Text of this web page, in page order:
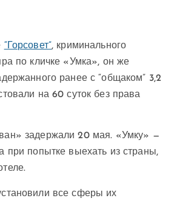
“Горсовет”, криминального
по кличке «Умка», он же
ранее с “общаком” 3,2
на 60 суток без права
задержали 20 мая. «Умку» —
при попытке выехать из страны,
все сферы их